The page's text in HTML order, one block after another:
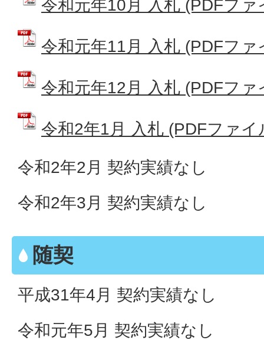
令和元年10月 入札 (PDFフ
令和元年11月 入札 (PDFフ
令和元年12月 入札 (PDFフ
令和2年1月 入札 (PDFファ
令和2年2月 契約実績なし
令和2年3月 契約実績なし
随契
平成31年4月 契約実績なし
令和元年5月 契約実績なし